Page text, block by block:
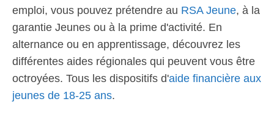
emploi, vous pouvez prétendre au RSA Jeune, à la
garantie Jeunes ou à la prime d'activité. En
alternance ou en apprentissage, découvrez les
différentes aides régionales qui peuvent vous être
octroyées. Tous les dispositifs d'aide financière aux
jeunes de 18-25 ans.